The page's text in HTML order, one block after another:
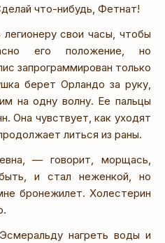
что-нибудь, Фетнат!
свои часы, чтобы
его положение, но
запрограммирован только
берет Орландо за руку,
на одну волну. Ее пальцы
Она чувствует, как уходят
литься из раны.
— говорит, морщась,
и стал неженкой, но
бронежилет. Холестерин
нагреть воды и